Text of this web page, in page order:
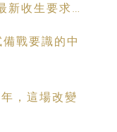
收生要求｜
戰要識的中
，這場改變